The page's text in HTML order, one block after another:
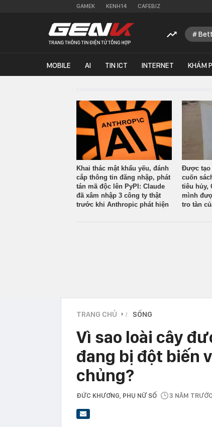
GAMEK KENH14 CAFEBIZ
MOBILE AI TIN ICT INTERNET KHÁM
Khai thác mật khẩu yếu, đánh
cắp thông tin đăng nhập, phát
tán mã độc lên PyPI: Claude
đã xâm nhập 3 công ty thật
trước khi Anthropic phát hiện
Được tạo
cuốn
tiêu hủy,
mình
tro tàn
TRANG CHỦ › SỐNG
Vì sao loài cây
đang bị đột biến
chủng?
ĐỨC KHƯƠNG , PHỤ NỮ SỐ 3 NĂM TRƯỚC